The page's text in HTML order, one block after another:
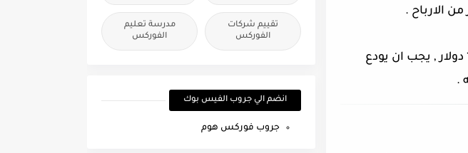
مثال : حصل العميل علي بونص 2018 دولار بدون ايداع وحقق ارباح بقيمة 100 دولار , يجب ان يودع
تقييم شركات
الفوركس
مدرسة تعليم
الفوركس
انضم الي جروب الفيس بوك
جروب فوركس هوم